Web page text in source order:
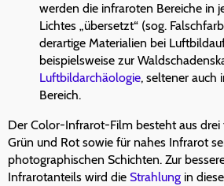
werden die infraroten Bereiche in
Lichtes „übersetzt“ (sog.
derartige Materialien bei
beispielsweise zur
Luftbildarchäologie, seltener auch
Bereich.
Der Color-Infrarot-Film besteht aus drei
Grün und Rot sowie für nahes Infrarot
photographischen Schichten. Zur
Infrarotanteils wird die Strahlung in